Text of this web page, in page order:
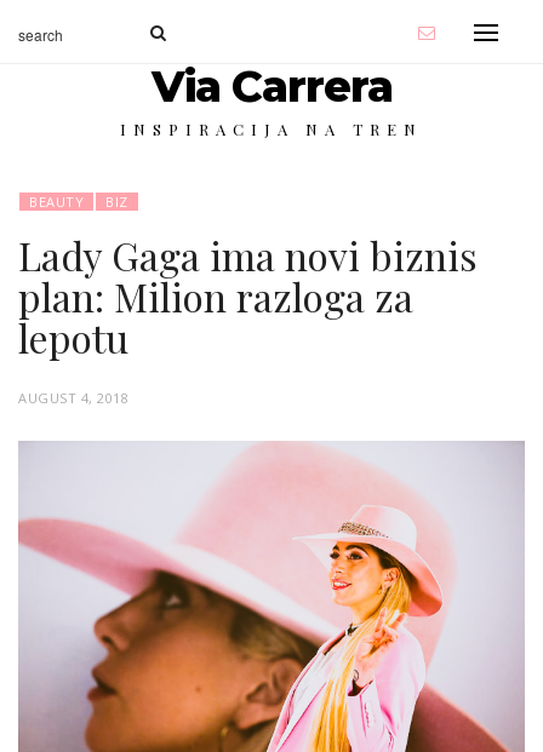
Via Carrera
INSPIRACIJA NA TREN
BEAUTY BIZ
Lady Gaga ima novi biznis
plan: Milion razloga za
lepotu
P
E
AUGUST 4, 2018